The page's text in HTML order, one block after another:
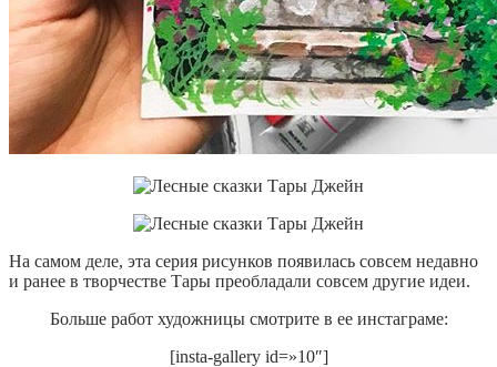
На самом деле, эта серия рисунков появилась совсем недавно
и ранее в творчестве Тары преобладали совсем другие идеи.
Больше работ художницы смотрите в ее инстаграме:
[insta-gallery id=»10″]